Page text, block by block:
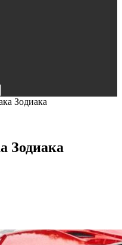
Зодиака
Зодиака